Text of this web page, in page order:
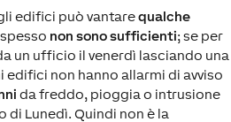
edifici può vantarequalche
non sono sufficienti; se per
un ufficio il venerdì lasciando una
non hanno allarmi di avviso
da freddo, pioggia o intrusione
Lunedì. Quindi non è la